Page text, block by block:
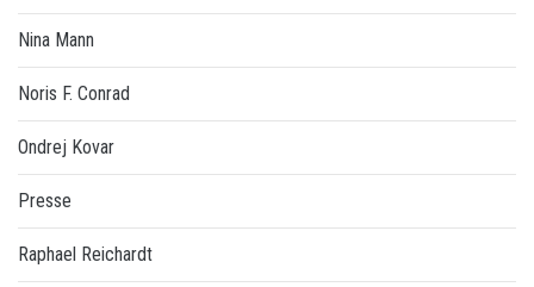
Nina Mann
Noris F. Conrad
Ondrej Kovar
Presse
Raphael Reichardt